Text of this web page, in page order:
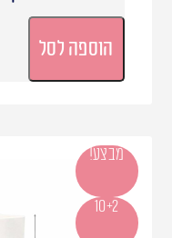
הוספה לסל
מבצע!
10+2